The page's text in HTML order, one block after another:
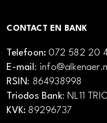
CONTACT EN BANK
Telefoon:072 582 20
E-mail:
RSIN: 864938998
Triodos Bank: NL11
KVK: 89296737